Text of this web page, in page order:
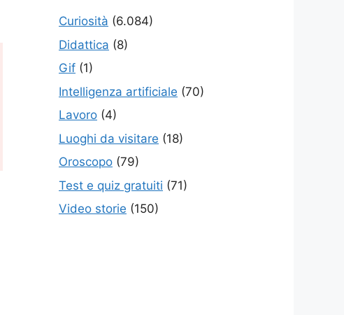
Curiosità (6.084)
Didattica (8)
Gif (1)
Intelligenza artificiale (70)
Lavoro (4)
Luoghi da visitare (18)
Oroscopo (79)
Test e quiz gratuiti (71)
Video storie (150)